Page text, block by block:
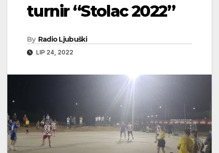
turnir “Stolac 2022”
By Radio Ljubuški
LIP 24, 2022